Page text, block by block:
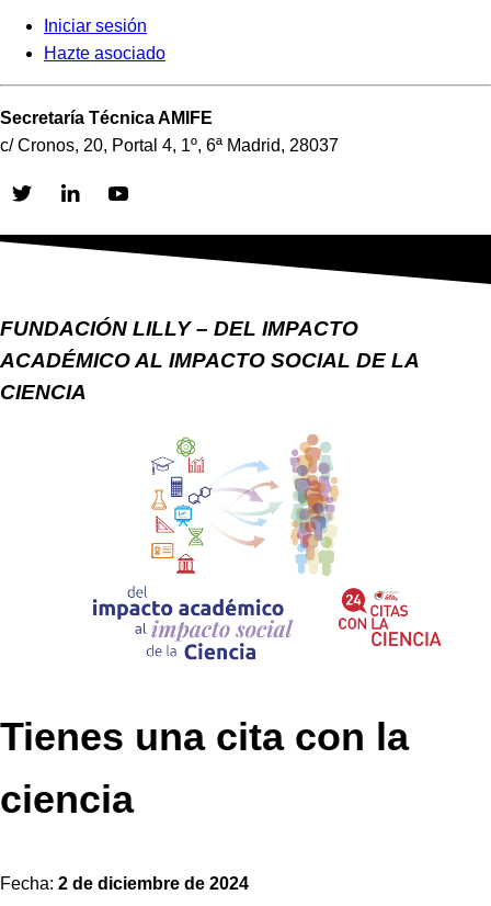
Iniciar sesión
Hazte asociado
Secretaría Técnica AMIFE
c/ Cronos, 20, Portal 4, 1º, 6ª Madrid, 28037
Skip
FUNDACIÓN LILLY – DEL IMPACTO
ACADÉMICO AL IMPACTO SOCIAL DE LA
CIENCIA
Tienes una cita con la
ciencia
Fecha: 2 de diciembre de 2024